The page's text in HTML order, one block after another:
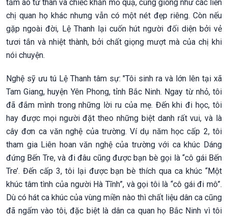
tấm áo tứ thân và chiếc khăn mỏ quạ, cũng giống như các liền
chị quan họ khác nhưng vẫn có một nét đẹp riêng. Còn nếu
gặp ngoài đời, Lệ Thanh lại cuốn hút người đối diện bởi vẻ
tươi tắn và nhiệt thành, bởi chất giọng mượt mà của chị khi
nói chuyện.
Nghệ sỹ ưu tú Lệ Thanh tâm sự: "Tôi sinh ra và lớn lên tại xã
Tam Giang, huyện Yên Phong, tỉnh Bắc Ninh. Ngay từ nhỏ, tôi
đã đắm mình trong những lời ru của mẹ. Đến khi đi học, tôi
hay được mọi người đặt theo những biệt danh rất vui, và là
cây đơn ca văn nghệ của trường. Ví dụ năm học cấp 2, tôi
tham gia Liên hoan văn nghệ của trường với ca khúc Dáng
đứng Bến Tre, và đi đâu cũng được bạn bè gọi là “cô gái Bến
Tre’. Đến cấp 3, tôi lại được bạn bè thích qua ca khúc “Một
khúc tâm tình của người Hà Tĩnh”, và gọi tôi là “cô gái đi mô”.
Dù có hát ca khúc của vùng miền nào thì chất liệu dân ca cũng
đã ngấm vào tôi, đặc biệt là dân ca quan họ Bắc Ninh vì tôi